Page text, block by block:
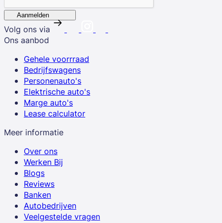
Aanmelden
Volg ons via
Ons aanbod
Gehele voorrraad
Bedrijfswagens
Personenauto's
Elektrische auto's
Marge auto's
Lease calculator
Meer informatie
Over ons
Werken Bij
Blogs
Reviews
Banken
Autobedrijven
Veelgestelde vragen